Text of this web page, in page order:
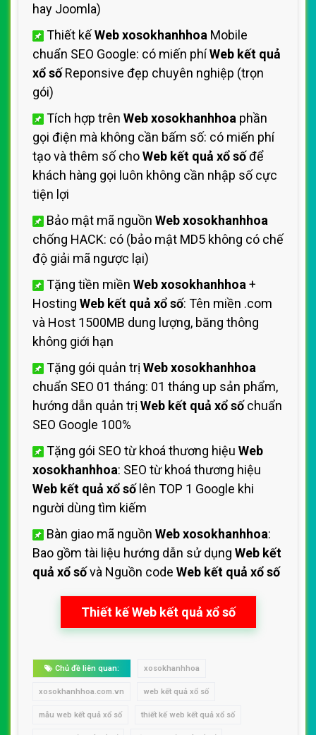
hay Joomla)
Thiết kếWeb xosokhanhhoa Mobile
chuẩn SEO Google: có miến phíWeb kết quả
xổ sốReponsive đẹp chuyên nghiệp (trọn
gói)
Tích hợp trên Web xosokhanhhoa phần
gọi điện mà không cần bấm số: có miến phí
tạo và thêm số choWeb kết quả xổ sốđể
khách hàng gọi luôn không cần nhập số cực
tiện lợi
Bảo mật mã nguồn Web xosokhanhhoa
chống HACK: có (bảo mật MD5 không có chế
độ giải mã ngược lại)
Tặng tiền miền Web xosokhanhhoa +
Hosting Web kết quả xổ số: Tên miền .com
và Host 1500MB dung lượng, băng thông
không giới hạn
Tặng gói quản trị Web xosokhanhhoa
chuẩn SEO 01 tháng: 01 tháng up sản phẩm,
hướng dẫn quản trị Web kết quả xổ sốchuẩn
SEO Google 100%
Tặng gói SEO từ khoá thương hiệu Web
xosokhanhhoa: SEO từ khoá thương hiệu
Web kết quả xổ sốlên TOP 1 Google khi
người dùng tìm kiếm
Bàn giao mã nguồn Web xosokhanhhoa:
Bao gồm tài liệu hướng dẫn sử dụng Web kết
quả xổ sốvà Nguồn code Web kết quả xổ số
Thiết kế Web kết quả xổ số
Chủ đề liên quan: xosokhanhhoa
xosokhanhhoa.com.vn web kết quả xổ số
mẫu web kết quả xổ số thiết kế web kết quả xổ số